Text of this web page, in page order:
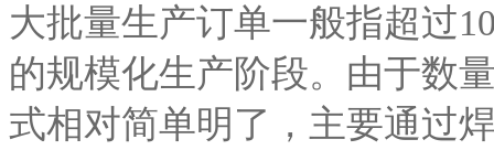
大批量生产订单一般指超过
的规模化生产阶段。由于数
式相对简单明了，主要通过